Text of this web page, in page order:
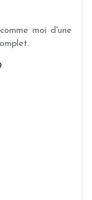
moi d'une